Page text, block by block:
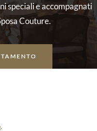
speciali e accompagnati
Couture.
.